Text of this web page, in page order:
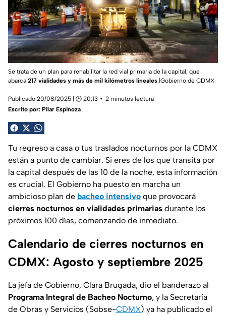
Se trata de un plan para rehabilitar la red vial primaria de la capital, que
abarca 217 vialidades y más de mil kilómetros lineales.|Gobierno de CDMX
Publicado 20/08/2025 | 🕑 20:13
2 minutos lectura
Escrito por: Pilar Espinoza
Tu regreso a casa o tus traslados nocturnos por la CDMX
están a punto de cambiar. Si eres de los que transita por
la capital después de las 10 de la noche, esta información
es crucial. El Gobierno ha puesto en marcha un
ambicioso plan de bacheo intensivo que provocará
cierres nocturnos en vialidades primarias durante los
próximos 100 días, comenzando de inmediato.
Calendario de cierres nocturnos en
CDMX: Agosto y septiembre 2025
La jefa de Gobierno, Clara Brugada, dio el banderazo al
Programa Integral de Bacheo Nocturno, y la Secretaría
de Obras y Servicios (Sobse-CDMX) ya ha publicado el